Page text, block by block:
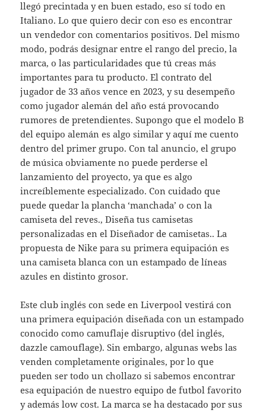
llegó precintada y en buen estado, eso sí todo en
Italiano. Lo que quiero decir con eso es encontrar
un vendedor con comentarios positivos. Del mismo
modo, podrás designar entre el rango del precio, la
marca, o las particularidades que tú creas más
importantes para tu producto. El contrato del
jugador de 33 años vence en 2023, y su desempeño
como jugador alemán del año está provocando
rumores de pretendientes. Supongo que el modelo B
del equipo alemán es algo similar y aquí me cuento
dentro del primer grupo. Con tal anuncio, el grupo
de música obviamente no puede perderse el
lanzamiento del proyecto, ya que es algo
increíblemente especializado. Con cuidado que
puede quedar la plancha ‘manchada’ o con la
camiseta del reves., Diseña tus camisetas
personalizadas en el Diseñador de camisetas.. La
propuesta de Nike para su primera equipación es
una camiseta blanca con un estampado de líneas
azules en distinto grosor.
Este club inglés con sede en Liverpool vestirá con
una primera equipación diseñada con un estampado
conocido como camuflaje disruptivo (del inglés,
dazzle camouflage). Sin embargo, algunas webs las
venden completamente originales, por lo que
pueden ser todo un chollazo si sabemos encontrar
esa equipación de nuestro equipo de futbol favorito
y además low cost. La marca se ha destacado por sus